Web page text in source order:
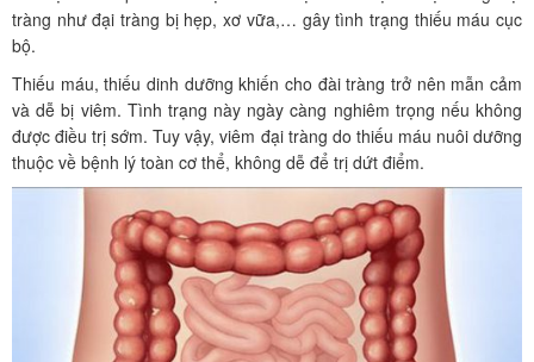
tràng như đại tràng bị hẹp, xơ vữa,… gây tình trạng thiếu máu cục
bộ.
Thiếu máu, thiếu dinh dưỡng khiến cho đài tràng trở nên mẫn cảm
và dễ bị viêm. Tình trạng này ngày càng nghiêm trọng nếu không
được điều trị sớm. Tuy vậy, viêm đại tràng do thiếu máu nuôi dưỡng
thuộc về bệnh lý toàn cơ thể, không dễ để trị dứt điểm.